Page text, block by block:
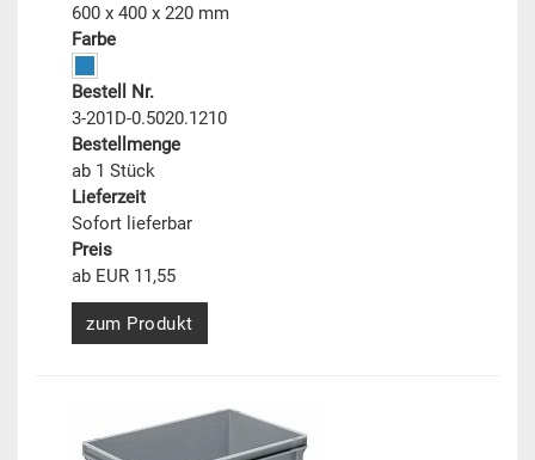
600 x 400 x 220 mm
Farbe
Bestell Nr.
3-201D-0.5020.1210
Bestellmenge
ab 1 Stück
Lieferzeit
Sofort lieferbar
Preis
ab EUR 11,55
zum Produkt